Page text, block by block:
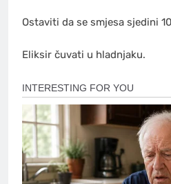
Ostaviti da se smjesa sjedini
Eliksir čuvati u hladnjaku.